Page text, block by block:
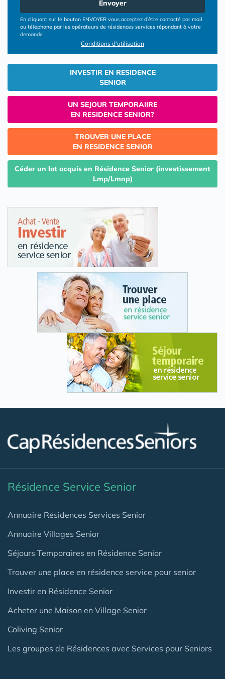
Envoyer
En cliquant sur le bouton ENVOYER vous acceptez d’être contacté par mail
ou téléphone par les opérateurs de résidences services répondant à votre
demande
Conditions d'utilisation
INVESTIR EN RESIDENCE
SENIOR
UN SEJOUR TEMPORAIIRE
EN RESIDENCE SENIOR?
TROUVER UNE PLACE
EN RESIDENCE SENIOR
Céder un lot acquis en Résidence Senior (investissement
Lmp/Lmnp)
Résidence Service Senior
Annuaire Résidences Services Senior
Annuaire Villages Senior
Séjours Temporaires en Résidence Senior
Trouver une place en résidence service pour senior
Investir en Résidence Senior
Acheter une Maison en Village Senior
Coliving Senior
Les groupes de Résidences avec Services pour Seniors